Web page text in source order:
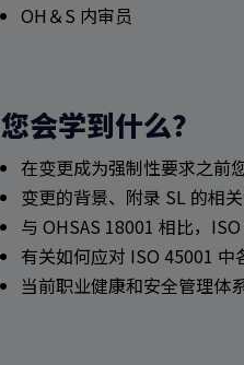
OH＆S 内审员
您会学到什么？
在变更成为强制性要求之前
变更的背景、附录 SL 的相
与 OHSAS 18001 相比，
有关如何应对 ISO 45001
当前职业健康和安全管理体